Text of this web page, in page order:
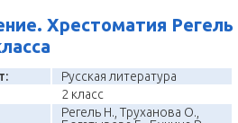
Хрестоматия Регель
Русская литература
2 класс
Регель Н., Труханова О.,